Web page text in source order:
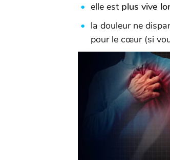
elle est plus vive
la douleur ne
pour le cœur (si